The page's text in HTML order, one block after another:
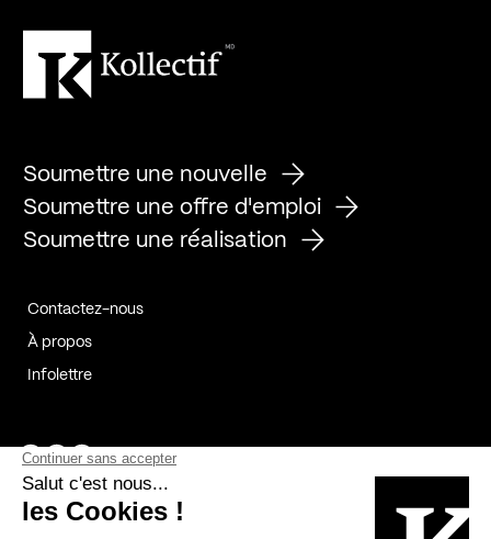
Soumettre une nouvelle
Soumettre une offre d'emploi
Soumettre une réalisation
Contactez-nous
À propos
Infolettre
Page Facebook de Kollectif
Page Instagram de Kollectif
Page Linkedin de Kollectif